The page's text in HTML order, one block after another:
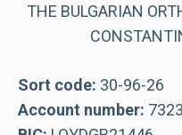
THE BULGARIAN
Sort code: 30-96-26
Account number: